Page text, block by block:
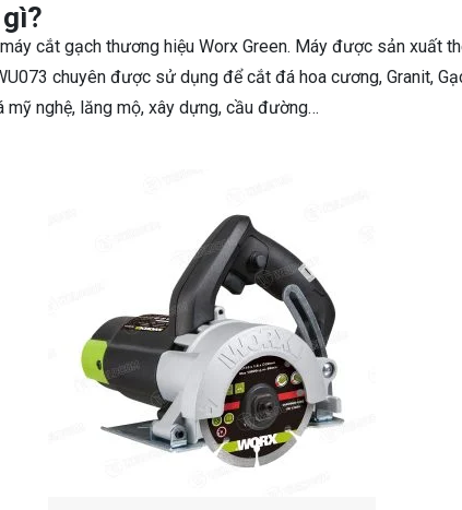
cắt gạch thương hiệu Worx Green. Máy được sản xuất
chuyên được sử dụng để cắt đá hoa cương, Granit,
nghệ, lăng mộ, xây dựng, cầu đường…